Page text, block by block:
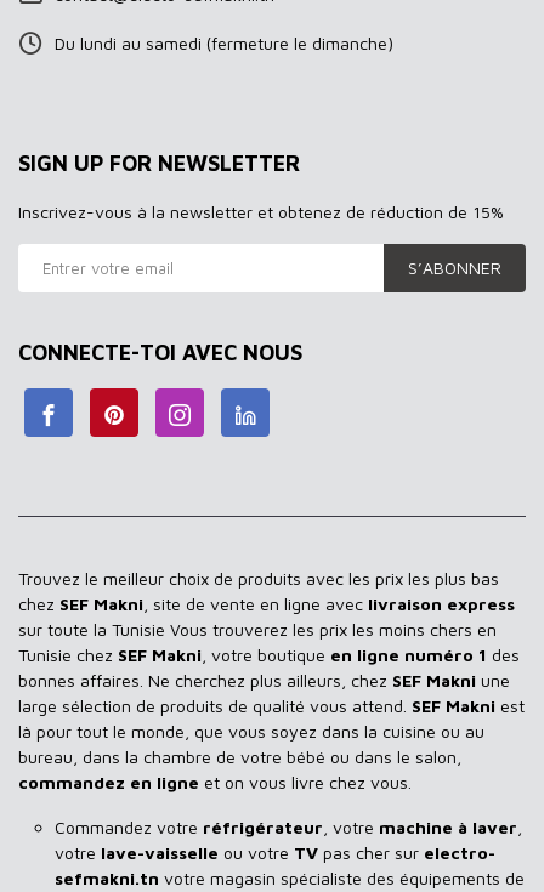
Du lundi au samedi (fermeture le dimanche)
SIGN UP FOR NEWSLETTER
Inscrivez-vous à la newsletter et obtenez de réduction de 15%
S’ABONNER
CONNECTE-TOI AVEC NOUS
Trouvez le meilleur choix de produits avec les prix les plus bas
chez SEF Makni, site de vente en ligne avec livraison express
sur toute la Tunisie Vous trouverez les prix les moins chers en
Tunisie chez SEF Makni, votre boutique en ligne numéro 1 des
bonnes affaires. Ne cherchez plus ailleurs, chez SEF Makni une
large sélection de produits de qualité vous attend. SEF Makni est
là pour tout le monde, que vous soyez dans la cuisine ou au
bureau, dans la chambre de votre bébé ou dans le salon,
commandez en ligne et on vous livre chez vous.
Commandez votre réfrigérateur, votre machine à laver,
votre lave-vaisselle ou votre TV pas cher sur electro-
sefmakni.tn votre magasin spécialiste des équipements de